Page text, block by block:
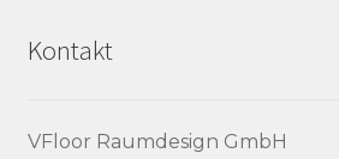
Kontakt
VFloor Raumdesign GmbH